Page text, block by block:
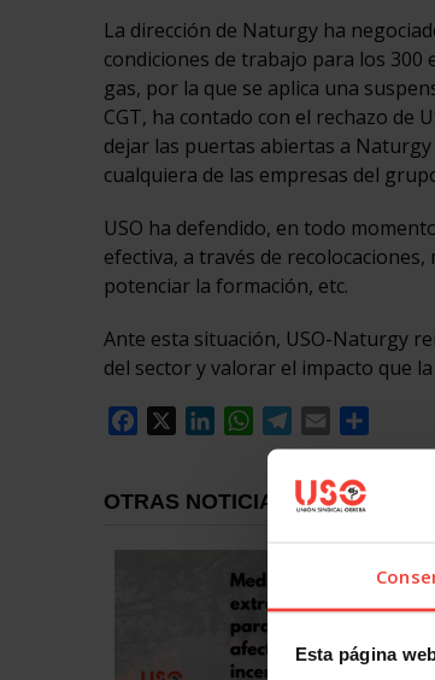
Esta página
La dirección de Naturgy ha
condiciones de trabajo para los 300
gas, por la que se aplica una
CGT, ha contado con el rechazo de
dejar las puertas abiertas a
cualquiera de las empresas del
USO ha defendido, en todo
efectiva, a través de
potenciar la formación, etc.
Ante esta situación, USO-Naturgy
del sector y valorar el impacto que
Facebook
LinkedInWhatsApp
Telegram
Email
OTRAS NOTICIAS